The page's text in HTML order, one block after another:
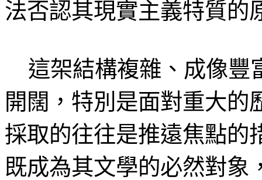
法否認其現實主義特質的
這架結構複雜、成像豐
開闊，特別是面對重大的
採取的往往是推遠焦點的
既成為其文學的必然對象